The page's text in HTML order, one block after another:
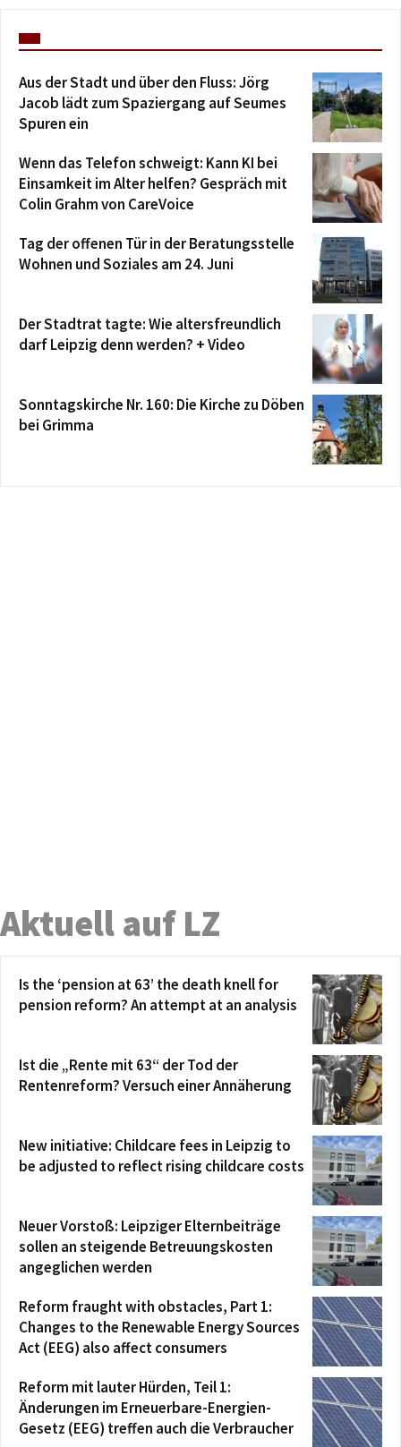
Aus der Stadt und über den Fluss: Jörg
Jacob lädt zum Spaziergang auf Seumes
Spuren ein
Wenn das Telefon schweigt: Kann KI bei
Einsamkeit im Alter helfen? Gespräch mit
Colin Grahm von CareVoice
Tag der offenen Tür in der Beratungsstelle
Wohnen und Soziales am 24. Juni
Der Stadtrat tagte: Wie altersfreundlich
darf Leipzig denn werden? + Video
Sonntagskirche Nr. 160: Die Kirche zu Döben
bei Grimma
Aktuell auf LZ
Is the ‘pension at 63’ the death knell for
pension reform? An attempt at an analysis
Ist die „Rente mit 63“ der Tod der
Rentenreform? Versuch einer Annäherung
New initiative: Childcare fees in Leipzig to
be adjusted to reflect rising childcare costs
Neuer Vorstoß: Leipziger Elternbeiträge
sollen an steigende Betreuungskosten
angeglichen werden
Reform fraught with obstacles, Part 1:
Changes to the Renewable Energy Sources
Act (EEG) also affect consumers
Reform mit lauter Hürden, Teil 1:
Änderungen im Erneuerbare-Energien-
Gesetz (EEG) treffen auch die Verbraucher